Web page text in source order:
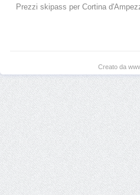
Prezzi skipass per Cortina
Creato da